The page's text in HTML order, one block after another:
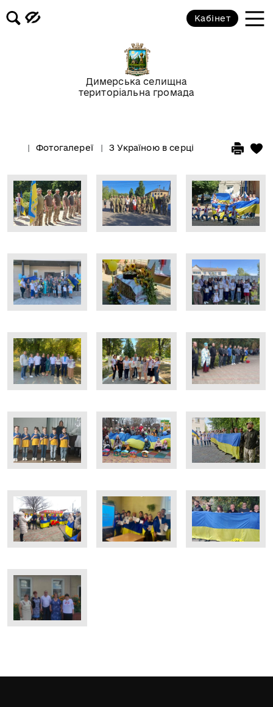
Димерська селищна
територіальна громада
Кабінет
Фотогалереї З Україною в серці